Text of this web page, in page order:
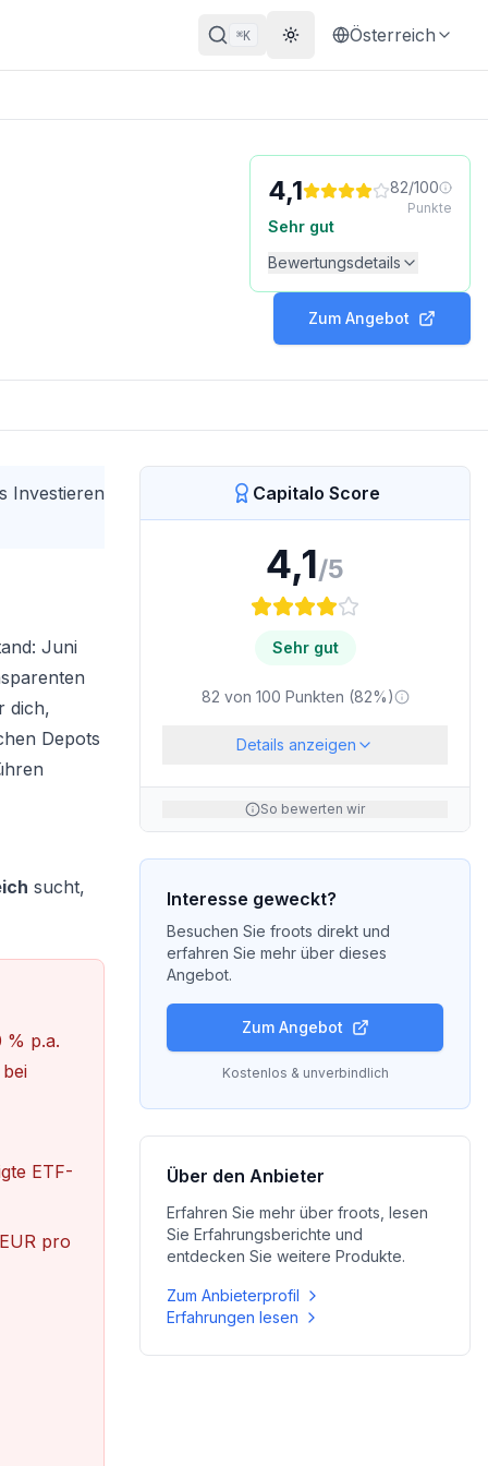
⌘K Theme wechseln
Österreich
4,1
Sehr gut
82/100
Punkte
Bewertungsdetails
Zum Angebot
Investieren
Juni
dich,
Depots
sucht,
% p.a.
ETF-
pro
Capitalo Score
4,1/5
Sehr gut
82 von 100 Punkten (82%)
Details anzeigen
So bewerten wir
Interesse geweckt?
Besuchen Sie froots direkt und
erfahren Sie mehr über dieses
Angebot.
Zum Angebot
Kostenlos & unverbindlich
Über den Anbieter
Erfahren Sie mehr über froots , lesen
Sie Erfahrungsberichte und
entdecken Sie weitere Produkte.
Zum Anbieterprofil
Erfahrungen lesen